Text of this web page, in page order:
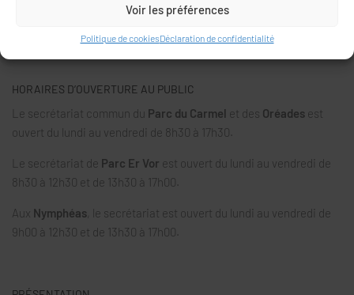
Voir les préférences
Politique de cookiesDéclaration de confidentialité
HORAIRES D’OUVERTURE AU PUBLIC
Le secrétariat commun du Parc du Carmel et des Oréades est
ouvert du lundi au vendredi de 8h30 à 17h30.
Le secrétariat de Parc Er Vor est ouvert du lundi au vendredi de
8h30 à 12h30 et de 13h30 à 17h00.
Aux Nymphéas , le secrétariat est ouvert du lundi au vendredi de
9h00 à 12h30 et de 13h30 à 17h00.